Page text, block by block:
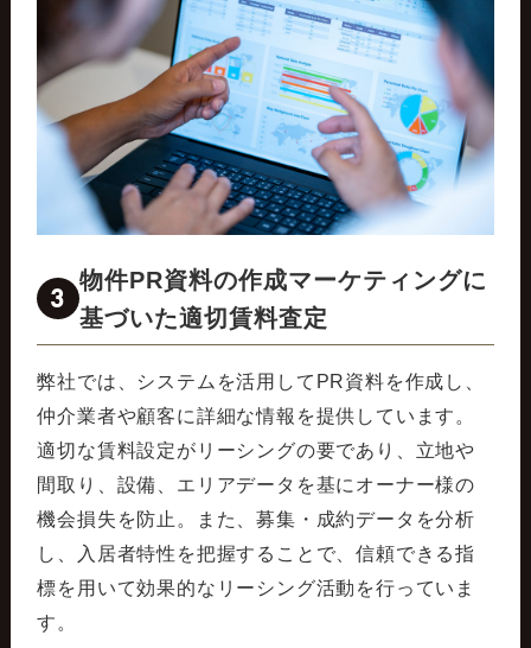
3
物件PR資料の作成マーケティングに
基づいた適切賃料査定
弊社では、システムを活用してPR資料を作成し、
仲介業者や顧客に詳細な情報を提供しています。
適切な賃料設定がリーシングの要であり、立地や
間取り、設備、エリアデータを基にオーナー様の
機会損失を防止。また、募集・成約データを分析
し、入居者特性を把握することで、信頼できる指
標を用いて効果的なリーシング活動を行っていま
す。